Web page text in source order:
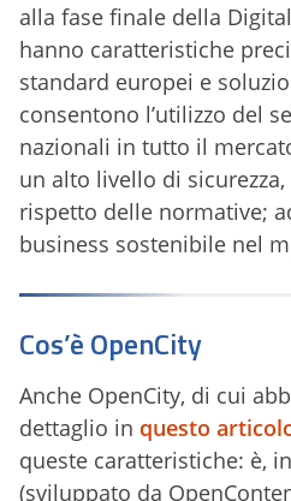
alla fase finale della
hanno caratteristiche
standard europei e
consentono l’utilizzo del
nazionali in tutto il
un alto livello di
rispetto delle normative;
business sostenibile nel
Cos’è OpenCity
Anche OpenCity, di cui
dettaglio in questo
queste caratteristiche: è,
(sviluppato da